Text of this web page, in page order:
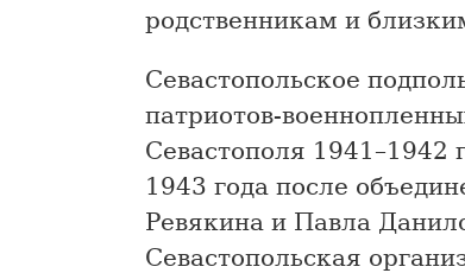
родственникам и
Севастопольское
патриотов-
Севастополя 1941–1942
1943 года после
Ревякина и Павла
Севастопольская